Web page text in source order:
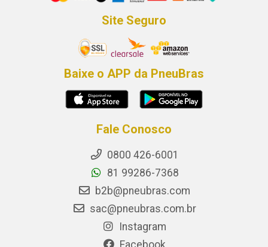
Site Seguro
Baixe o APP da PneuBras
Fale Conosco
0800 426-6001
81 99286-7368
b2b@pneubras.com
sac@pneubras.com.br
Instagram
Facebook